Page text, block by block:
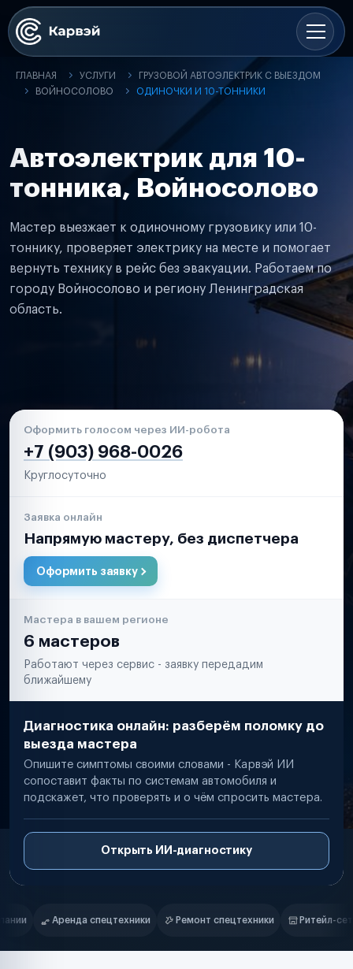
ГЛАВНАЯ УСЛУГИ
ГРУЗОВОЙ АВТОЭЛЕКТРИК С ВЫЕЗДОМ
ВОЙНОСОЛОВО
ОДИНОЧКИ И 10-ТОННИКИ
Автоэлектрик для 10-
тонника, Войносолово
Мастер выезжает к одиночному грузовику или 10-
тоннику, проверяет электрику на месте и помогает
вернуть технику в рейс без эвакуации. Работаем по
городу Войносолово и региону Ленинградская
область.
Оформить голосом через ИИ-робота
+7 (903) 968-0026
Круглосуточно
Заявка онлайн
Напрямую мастеру, без диспетчера
Оформить заявку
Мастера в вашем регионе
6 мастеров
Работают через сервис - заявку передадим
ближайшему
Диагностика онлайн: разберём поломку до
выезда мастера
Опишите симптомы своими словами - Карвэй ИИ
сопоставит факты по системам автомобиля и
подскажет, что проверять и о чём спросить мастера.
Открыть ИИ-диагностику
Нам доверяют
спецтехники Ритейл-сети Управляющие компании
Маркетплейсы